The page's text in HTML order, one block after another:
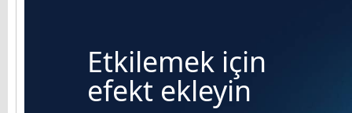
Etkilemek için
efekt ekleyin